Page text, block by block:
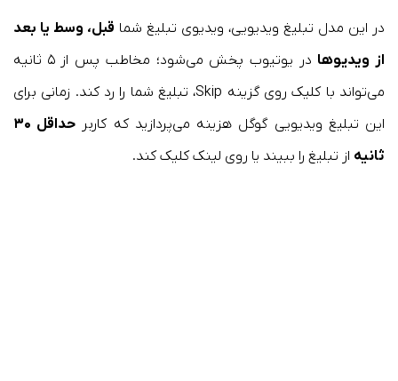
در این مدل تبلیغ ویدیویی، ویدیوی تبلیغ شما قبل، وسط یا بعد
از ویدیوها
در یوتیوب پخش می‌شود؛ مخاطب پس از ۵ ثانیه
می‌تواند با کلیک روی گزینه Skip، تبلیغ شما را رد کند. زمانی برای
این تبلیغ ویدیویی گوگل هزینه می‌پردازید که کاربر
حداقل ۳۰
ثانیه از تبلیغ را ببیند یا روی لینک کلیک کند.